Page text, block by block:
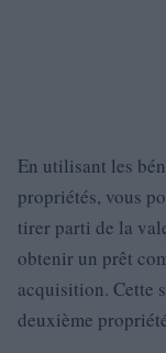
En utilisant les
propriétés, vous
tirer parti de la
obtenir un prêt
acquisition. Cette
deuxième